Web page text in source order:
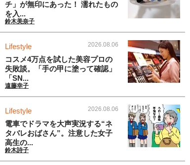
チ」が無印にあった！ 濡れたもの
を入...
鈴木美奈子
Lifestyle 2026.08.06
コスメ4万点を試した美容プロの
失敗談。「手の甲に塗って確認」
「SN...
遠藤幸子
Lifestyle 2026.08.06
電車でドラマを大声実況する“ネ
タバレおばさん”。注意した女子
高生の...
鈴木詩子